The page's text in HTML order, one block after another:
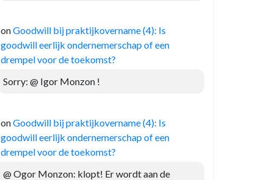
onGoodwill bij praktijkovername (4): Is
goodwill eerlijk ondernemerschap of een
drempel voor de toekomst?
Sorry: @ Igor Monzon !
onGoodwill bij praktijkovername (4): Is
goodwill eerlijk ondernemerschap of een
drempel voor de toekomst?
@ Ogor Monzon: klopt! Er wordt aan de